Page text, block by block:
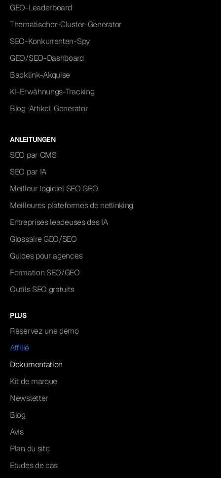
GEO-Leaderboard
Thematischer-Cluster-Generator
SEO-Konkurrenten-Spy
GEO/SEO-Dashboard
Backlink-Akquise
KI-Erwähnungs-Tracking
Blog-Artikel-Generator
ANLEITUNGEN
SEO par CMS
SEO par IA
Meilleur logiciel SEO GEO
Meilleures plateformes de netlinking
Entreprises leadeuses des IA
Glossaire GEO/SEO
Guides pour agences
Formation SEO/GEO
Outils SEO gratuits
PLUS
Réservez une démo
Affilié
Dokumentation
Kit de marque
Newsletter
Blog
Avis
Plan du site
Etudes de cas